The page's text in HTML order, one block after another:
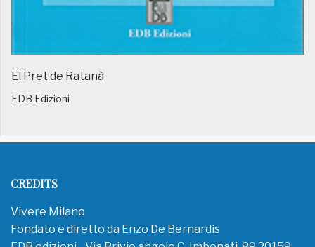
El Pret de Ratanà
EDB Edizioni
CREDITS
Vivere Milano
Fondato e diretto da Enzo De Bernardis